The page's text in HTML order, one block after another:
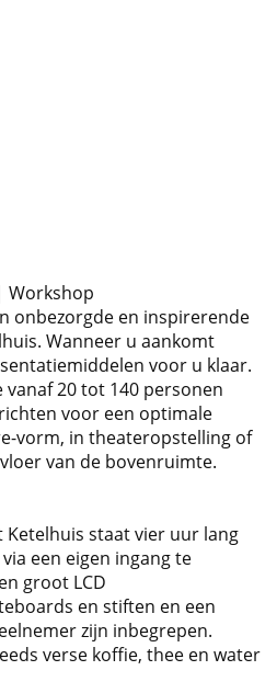
Workshop
onbezorgde en inspirerende
Wanneer u aankomt
voor u klaar.
20 tot 140 personen
voor een optimale
vorm, in theateropstelling of
van de bovenruimte.
staat vier uur lang
een eigen ingang te
groot LCD
en stiften en een
zijn inbegrepen.
verse koffie, thee en water